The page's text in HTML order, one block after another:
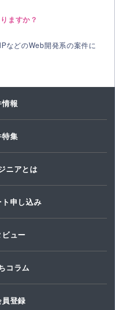
ますか？
などのWeb開発系の案件に
報
集
ニアとは
申し込み
ュー
コラム
登録